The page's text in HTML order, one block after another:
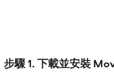
步驟 1. 下載並安裝